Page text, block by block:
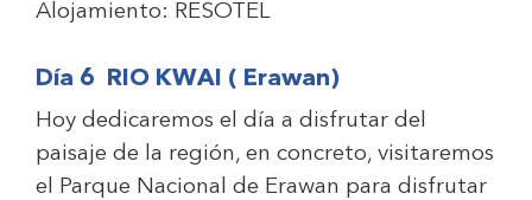
Alojamiento: RESOTEL
Día 6 RIO KWAI ( Erawan)
Hoy dedicaremos el día a disfrutar del
paisaje de la región, en concreto, visitaremos
el Parque Nacional de Erawan para disfrutar